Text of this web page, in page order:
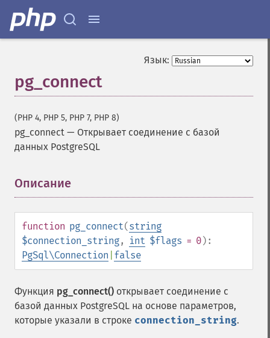
Язык:
pg_connect
(PHP 4, PHP 5, PHP 7, PHP 8)
pg_connect — Открывает соединение с базой
данных PostgreSQL
Описание
function pg_connect(string
$connection_string, int $flags = 0):
PgSql\Connection false
Функция pg_connect() открывает соединение с
базой данных PostgreSQL на основе параметров,
которые указали в строке connection_string.